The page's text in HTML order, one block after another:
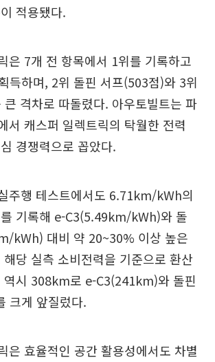
적용됐다.
은 7개 전 항목에서 1위를 기록하고
득하며, 2위 돌핀 서프(503점)와 3위
큰 격차로 따돌렸다. 아우토빌트는 파
서 캐스퍼 일렉트릭의 탁월한 전력
경쟁력으로 꼽았다.
주행 테스트에서도 6.71km/kWh의
기록해 e-C3(5.49km/kWh)와 돌
kWh) 대비 약 20~30% 이상 높은
당 실측 소비전력을 기준으로 환산
역시 308km로 e-C3(241km)와 돌핀
크게 앞질렀다.
은 효율적인 공간 활용성에서도 차별